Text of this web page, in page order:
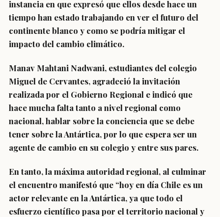
instancia en que expresó que ellos desde hace un
tiempo han estado trabajando en ver el futuro del
continente blanco y como se podría mitigar el
impacto del cambio climático.
Manav Mahtani Nadwani, estudiantes del colegio
Miguel de Cervantes, agradeció la invitación
realizada por el Gobierno Regional e indicó que
hace mucha falta tanto a nivel regional como
nacional, hablar sobre la conciencia que se debe
tener sobre la Antártica, por lo que espera ser un
agente de cambio en su colegio y entre sus pares.
En tanto, la máxima autoridad regional, al culminar
el encuentro manifestó que “hoy en día Chile es un
actor relevante en la Antártica, ya que todo el
esfuerzo científico pasa por el territorio nacional y